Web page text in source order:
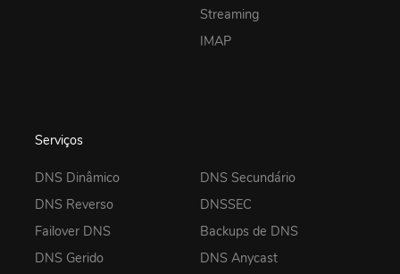
Streaming
IMAP
Serviços
DNS Dinâmico
DNS Reverso
Failover DNS
DNS Gerido
DNS Secundário
DNSSEC
Backups de DNS
DNS Anycast